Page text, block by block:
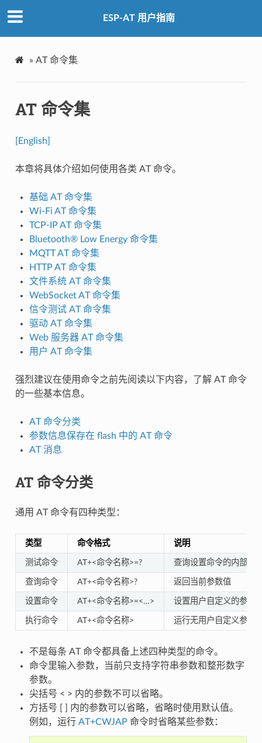
ESP-AT 用户指南
» AT 命令集
AT 命令集
[English]
本章将具体介绍如何使用各类 AT 命令。
基础 AT 命令集
Wi-Fi AT 命令集
TCP-IP AT 命令集
Bluetooth® Low Energy 命令集
MQTT AT 命令集
HTTP AT 命令集
文件系统 AT 命令集
WebSocket AT 命令集
信令测试 AT 命令集
驱动 AT 命令集
Web 服务器 AT 命令集
用户 AT 命令集
强烈建议在使用命令之前先阅读以下内容，了解 AT 命令
的一些基本信息。
AT 命令分类
参数信息保存在 flash 中的 AT 命令
AT 消息
AT 命令分类
通用 AT 命令有四种类型：
类型 命令格式 说明
测试命令 AT+<命令名称>=? 查询设置命令的内部参
查询命令 AT+<命令名称>? 返回当前参数值
设置命令 AT+<命令名称>=<…> 设置用户自定义的参数
执行命令 AT+<命令名称> 运行无用户自定义参数
不是每条 AT 命令都具备上述四种类型的命令。
命令里输入参数，当前只支持字符串参数和整形数字
参数。
尖括号 < > 内的参数不可以省略。
方括号 [ ] 内的参数可以省略，省略时使用默认值。
例如，运行 AT+CWJAP 命令时省略某些参数：